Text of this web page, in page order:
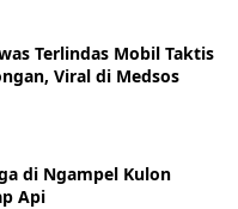
Terlindas Mobil Taktis
Viral di Medsos
di Ngampel Kulon
Api